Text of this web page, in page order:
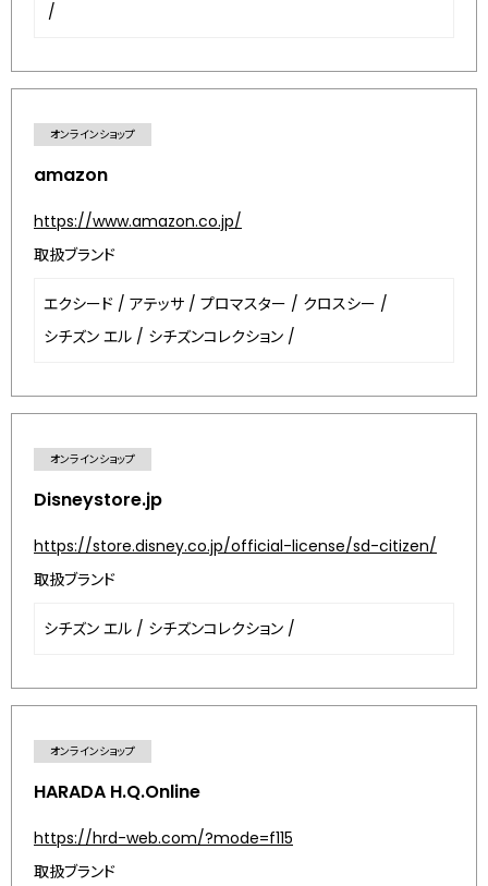
/
オンラインショップ
amazon
https://www.amazon.co.jp/
取扱ブランド
エクシード / アテッサ / プロマスター / クロスシー /
シチズン エル / シチズンコレクション /
オンラインショップ
Disneystore.jp
https://store.disney.co.jp/official-license/sd-citizen/
取扱ブランド
シチズン エル / シチズンコレクション /
オンラインショップ
HARADA H.Q.Online
https://hrd-web.com/?mode=f115
取扱ブランド